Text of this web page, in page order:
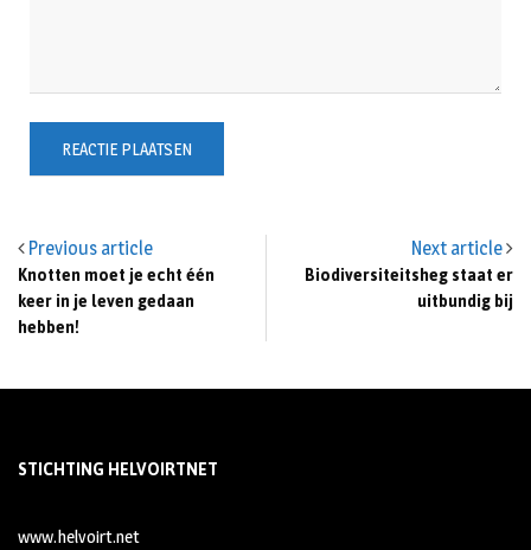
Previous article
Knotten moet je echt één
keer in je leven gedaan
hebben!
Next article
Biodiversiteitsheg staat er
uitbundig bij
STICHTING HELVOIRTNET
www.helvoirt.net